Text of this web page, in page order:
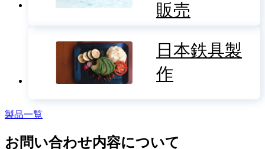
販売
日本鉄具製
作
製品一覧
お問い合わせ内容について